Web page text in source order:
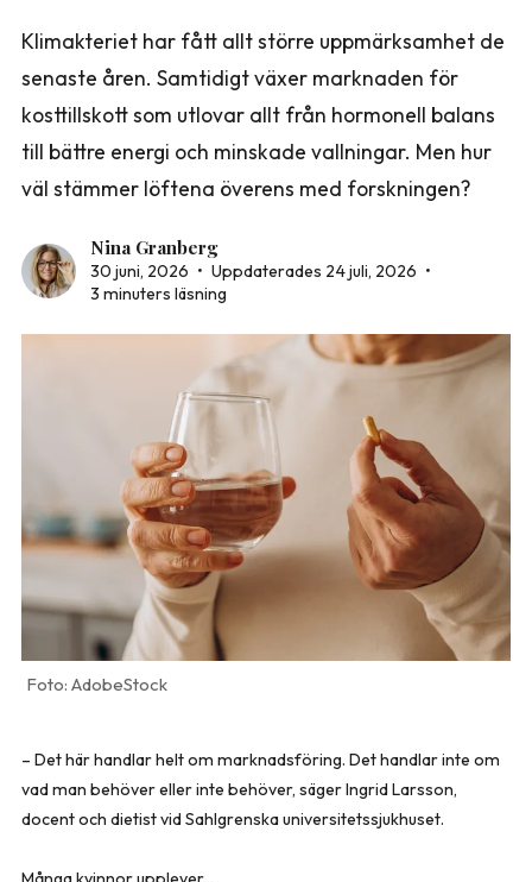
Klimakteriet har fått allt större uppmärksamhet de
senaste åren. Samtidigt växer marknaden för
kosttillskott som utlovar allt från hormonell balans
till bättre energi och minskade vallningar. Men hur
väl stämmer löftena överens med forskningen?
Nina Granberg
30 juni, 2026 • Uppdaterades 24 juli, 2026 •
3 minuters läsning
AdobeStock
– Det här handlar helt om marknadsföring. Det handlar inte om
vad man behöver eller inte behöver, säger Ingrid Larsson,
docent och dietist vid Sahlgrenska universitetssjukhuset.